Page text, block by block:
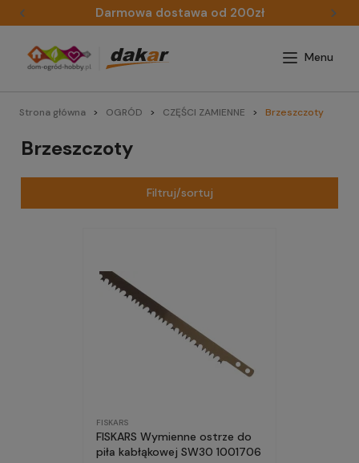
Darmowa dostawa od 200zł
Strona główna OGRÓD CZĘŚCI ZAMIENNE Brzeszczoty
Brzeszczoty
Filtruj/sortuj
FISKARS
FISKARS Wymienne ostrze do
piła kabłąkowej SW30 1001706